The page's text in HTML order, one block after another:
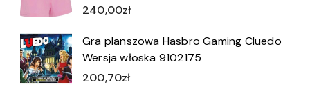
240,00zł
Gra planszowa Hasbro Gaming Cluedo
Wersja włoska 9102175
200,70zł